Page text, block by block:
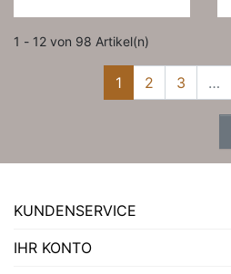
1 - 12 von 98 Artikel(n)
1 2 3 …
KUNDENSERVICE
IHR KONTO